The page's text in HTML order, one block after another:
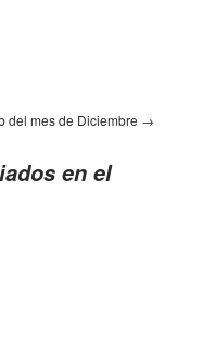
del mes de Diciembre →
en el